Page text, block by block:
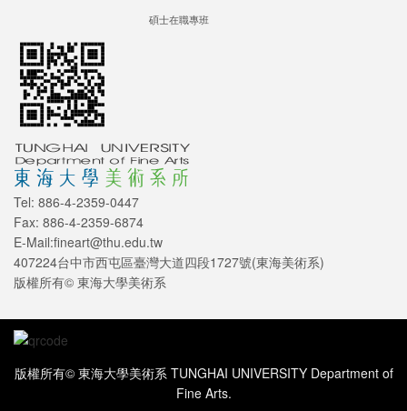
碩士在職專班
Tel: 886-4-2359-0447
Fax: 886-4-2359-6874
E-Mail:fineart@thu.edu.tw
407224台中市西屯區臺灣大道四段1727號(東海美術系)
版權所有© 東海大學美術系
版權所有© 東海大學美術系 TUNGHAI UNIVERSITY Department of
Fine Arts.